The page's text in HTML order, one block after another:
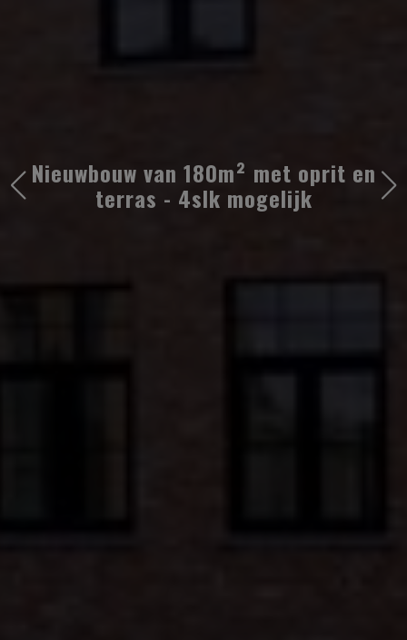
Nieuwbouw van 180m² met oprit en
terras - 4slk mogelijk